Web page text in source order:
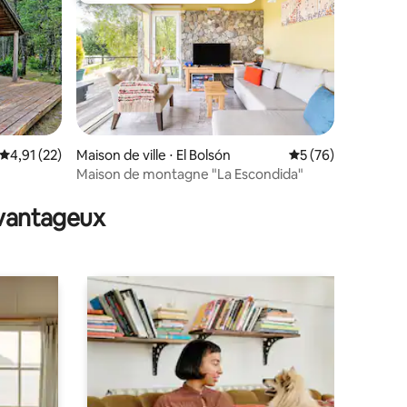
: 4,88 sur 5
Évaluation moyenne sur la base de 22 commentaires : 4,91 sur 5
4,91 (22)
Maison de ville ⋅ El Bolsón Évaluation
5 (76)
Maison de montagne "La Escondida"